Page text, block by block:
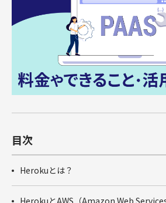
対象製品
Salesforce
ダッシュボ
ードワーク
ショップ
カスタマー
ジャーニー
俯瞰図ワー
クショップ
商談フェー
対象製品
Tableau
Account
Marketing
HubSpot
導入、定着・活用支援
BtoBマーケティング支援
目次
Herokuとは？